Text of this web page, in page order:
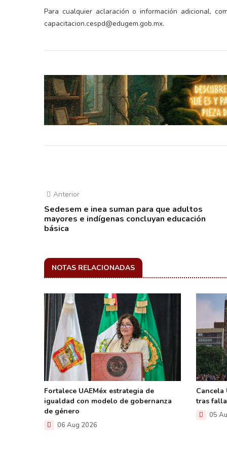
Para cualquier aclaración o información adicional,
capacitacion.cespd@edugem.gob.mx.
Anterior
Sedesem e inea suman para que adultos
mayores e indígenas concluyan educación
básica
NOTAS RELACIONADAS
Fortalece UAEMéx estrategia de
igualdad con modelo de gobernanza
de género
06 Aug 2026
Cancela
tras
05